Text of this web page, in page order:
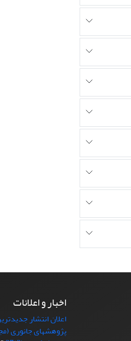
اخبار و اعلانات
اعلان انتشار
پژوهشهای جانوری